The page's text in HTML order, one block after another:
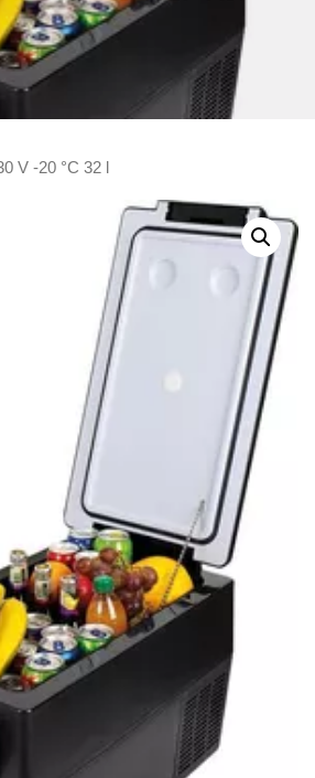
V -20 °C 32 l